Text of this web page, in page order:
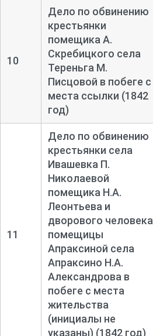
10
Дело по обвинению
крестьянки
помещика А.
Скребицкого села
Тереньга М.
Писцовой в побеге с
места ссылки (1842
год)
11
Дело по обвинению
крестьянки села
Ивашевка П.
Николаевой
помещика Н.А.
Леонтьева и
дворового человека
помещицы
Апраксиной села
Апраксино Н.А.
Александрова в
побеге с места
жительства
(инициалы не
указаны) (1842 год)